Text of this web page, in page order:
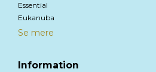
Essential
Eukanuba
Se mere
Information